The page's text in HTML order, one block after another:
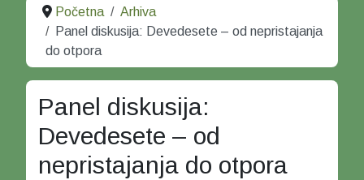
Početna
Arhiva
Panel diskusija: Devedesete – od nepristajanja
do otpora
Panel diskusija:
Devedesete – od
nepristajanja do otpora